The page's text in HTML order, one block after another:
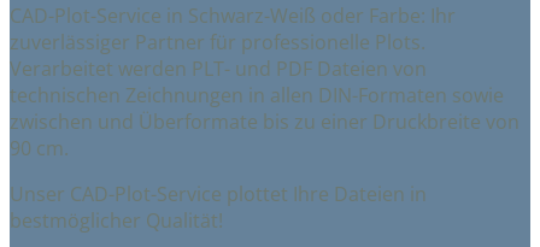
CAD-Plot-Service in Schwarz-Weiß oder Farbe: Ihr
zuverlässiger Partner für professionelle Plots.
Verarbeitet werden PLT- und PDF Dateien von
technischen Zeichnungen in allen DIN-Formaten sowie
zwischen und Überformate bis zu einer Druckbreite von
90 cm.
Unser CAD-Plot-Service plottet Ihre Dateien in
bestmöglicher Qualität!